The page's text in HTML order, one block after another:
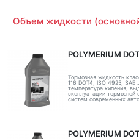
Объем жидкости
POLYMERIUM
Тормозная жидкость
116 DOT4, ISO 4925,
температура кипения,
эксплуатации
систем современных
POLYMERIUM